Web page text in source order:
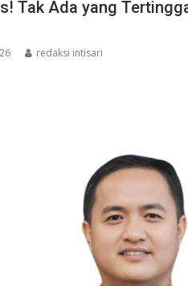
Tak Ada yang
redaksi intisari